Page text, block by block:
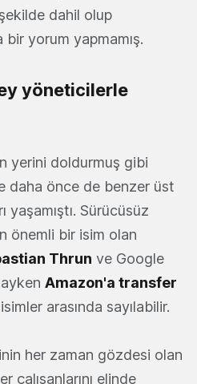
dahil olup
yorum yapmamış.
yöneticilerle
yerini doldurmuş gibi
daha önce de benzer üst
yaşamıştı. Sürücüsüz
önemli bir isim olan
Thrun ve Google
Amazon'a transfer
arasında sayılabilir.
her zaman gözdesi olan
çalışanlarını elinde